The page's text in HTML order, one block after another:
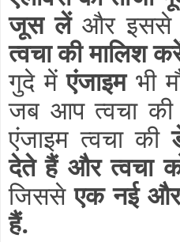
जूस लेंऔर
त्वचा की मालिश
गुदे मेंएंजाइमभी
जब आप त्वचा
एंजाइम त्वचा की
देते हैं और त्वचा
जिससेएक नई और
हैं.